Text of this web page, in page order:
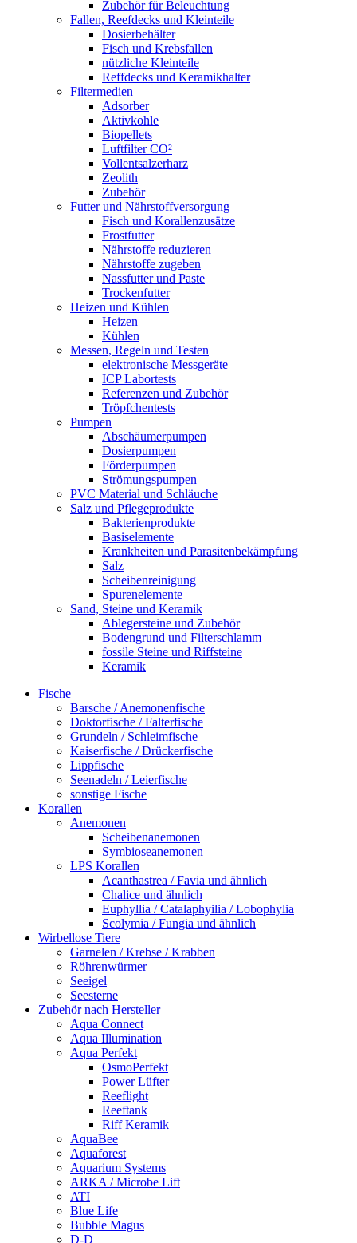
Zubehör für Beleuchtung
Fallen, Reefdecks und Kleinteile
Dosierbehälter
Fisch und Krebsfallen
nützliche Kleinteile
Reffdecks und Keramikhalter
Filtermedien
Adsorber
Aktivkohle
Biopellets
Luftfilter CO²
Vollentsalzerharz
Zeolith
Zubehör
Futter und Nährstoffversorgung
Fisch und Korallenzusätze
Frostfutter
Nährstoffe reduzieren
Nährstoffe zugeben
Nassfutter und Paste
Trockenfutter
Heizen und Kühlen
Heizen
Kühlen
Messen, Regeln und Testen
elektronische Messgeräte
ICP Labortests
Referenzen und Zubehör
Tröpfchentests
Pumpen
Abschäumerpumpen
Dosierpumpen
Förderpumpen
Strömungspumpen
PVC Material und Schläuche
Salz und Pflegeprodukte
Bakterienprodukte
Basiselemente
Krankheiten und Parasitenbekämpfung
Salz
Scheibenreinigung
Spurenelemente
Sand, Steine und Keramik
Ablegersteine und Zubehör
Bodengrund und Filterschlamm
fossile Steine und Riffsteine
Keramik
Fische
Barsche / Anemonenfische
Doktorfische / Falterfische
Grundeln / Schleimfische
Kaiserfische / Drückerfische
Lippfische
Seenadeln / Leierfische
sonstige Fische
Korallen
Anemonen
Scheibenanemonen
Symbioseanemonen
LPS Korallen
Acanthastrea / Favia und ähnlich
Chalice und ähnlich
Euphyllia / Catalaphyilia / Lobophylia
Scolymia / Fungia und ähnlich
Wirbellose Tiere
Garnelen / Krebse / Krabben
Röhrenwürmer
Seeigel
Seesterne
Zubehör nach Hersteller
Aqua Connect
Aqua Illumination
Aqua Perfekt
OsmoPerfekt
Power Lüfter
Reeflight
Reeftank
Riff Keramik
AquaBee
Aquaforest
Aquarium Systems
ARKA / Microbe Lift
ATI
Blue Life
Bubble Magus
D-D